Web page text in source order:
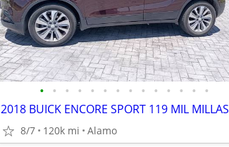
• • • • • • • • • • • • • •
2018 BUICK ENCORE SPORT 119 MIL MILLAS
8/7 120k mi Alamo